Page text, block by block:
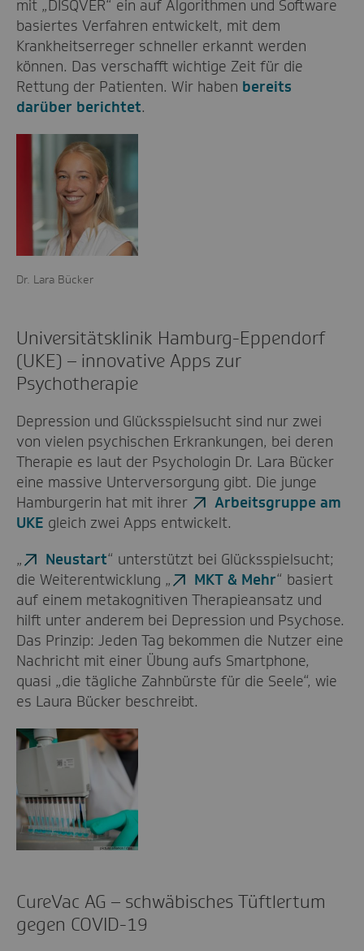
mit „DISQVER“ ein auf Algorithmen und Software
basiertes Verfahren entwickelt, mit dem
Krankheitserreger schneller erkannt werden
können. Das verschafft wichtige Zeit für die
Rettung der Patienten. Wir haben bereits
darüber berichtet.
Dr. Lara Bücker
Universitätsklinik Hamburg-Eppendorf
(UKE) – innovative Apps zur
Psychotherapie
Depression und Glücksspielsucht sind nur zwei
von vielen psychischen Erkrankungen, bei deren
Therapie es laut der Psychologin Dr. Lara Bücker
eine massive Unterversorgung gibt. Die junge
Hamburgerin hat mit ihrer
Arbeitsgruppe am
UKE gleich zwei Apps entwickelt.
„
Neustart“ unterstützt bei Glücksspielsucht;
die Weiterentwicklung „
MKT & Mehr“ basiert
auf einem metakognitiven Therapieansatz und
hilft unter anderem bei Depression und Psychose.
Das Prinzip: Jeden Tag bekommen die Nutzer eine
Nachricht mit einer Übung aufs Smartphone,
quasi „die tägliche Zahnbürste für die Seele“, wie
es Laura Bücker beschreibt.
CureVac AG – schwäbisches Tüftlertum
gegen COVID-19